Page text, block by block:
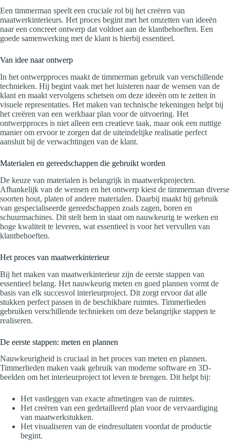
Een timmerman speelt een cruciale rol bij het creëren van
maatwerkinterieurs. Het proces begint met het omzetten van ideeën
naar een concreet ontwerp dat voldoet aan de klantbehoeften. Een
goede samenwerking met de klant is hierbij essentieel.
Van idee naar ontwerp
In het ontwerpproces maakt de timmerman gebruik van verschillende
technieken. Hij begint vaak met het luisteren naar de wensen van de
klant en maakt vervolgens schetsen om deze ideeën om te zetten in
visuele representaties. Het maken van technische tekeningen helpt bij
het creëren van een werkbaar plan voor de uitvoering. Het
ontwerpproces is niet alleen een creatieve taak, maar ook een nuttige
manier om ervoor te zorgen dat de uiteindelijke realisatie perfect
aansluit bij de verwachtingen van de klant.
Materialen en gereedschappen die gebruikt worden
De keuze van materialen is belangrijk in maatwerkprojecten.
Afhankelijk van de wensen en het ontwerp kiest de timmerman diverse
soorten hout, platen of andere materialen. Daarbij maakt hij gebruik
van gespecialiseerde gereedschappen zoals zagen, boren en
schuurmachines. Dit stelt hem in staat om nauwkeurig te werken en
hoge kwaliteit te leveren, wat essentieel is voor het vervullen van
klantbehoeften.
Het proces van maatwerkinterieur
Bij het maken van maatwerkinterieur zijn de eerste stappen van
essentieel belang. Het nauwkeurig meten en goed plannen vormt de
basis van elk succesvol interieurproject. Dit zorgt ervoor dat alle
stukken perfect passen in de beschikbare ruimtes. Timmerlieden
gebruiken verschillende technieken om deze belangrijke stappen te
realiseren.
De eerste stappen: meten en plannen
Nauwkeurigheid is cruciaal in het proces van meten en plannen.
Timmerlieden maken vaak gebruik van moderne software en 3D-
beelden om het interieurproject tot leven te brengen. Dit helpt bij:
Het vastleggen van exacte afmetingen van de ruimtes.
Het creëren van een gedetailleerd plan voor de vervaardiging
van maatwerkstukken.
Het visualiseren van de eindresultaten voordat de productie
begint.